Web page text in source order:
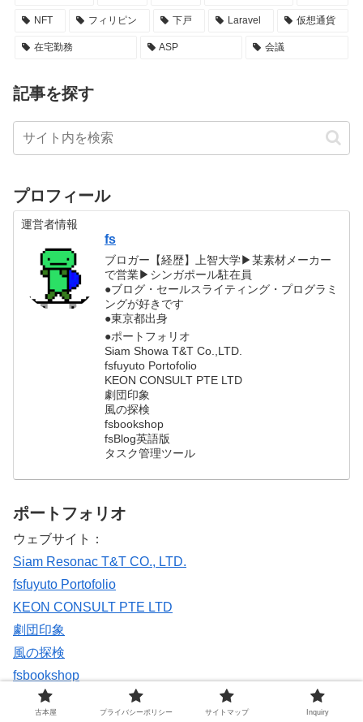
NFT フィリピン 下戸 Laravel 仮想通貨
在宅勤務 ASP 会議
記事を探す
プロフィール
運営者情報
fs
ブロガー【経歴】上智大学▶︎某素材メーカー
で営業▶︎シンガポール駐在員
●ブログ・セールスライティング・プログラミ
ングが好きです
●東京都出身
●ポートフォリオ
Siam Showa T&T Co.,LTD.
fsfuyuto Portofolio
KEON CONSULT PTE LTD
劇団印象
風の探検
fsbookshop
fsBlog英語版
タスク管理ツール
ポートフォリオ
ウェブサイト：
Siam Resonac T&T CO., LTD.
fsfuyuto Portofolio
KEON CONSULT PTE LTD
劇団印象
風の探検
fsbookshop
fsBlog英語版
古本屋 プライバシーポリシー サイトマップ Inquiry